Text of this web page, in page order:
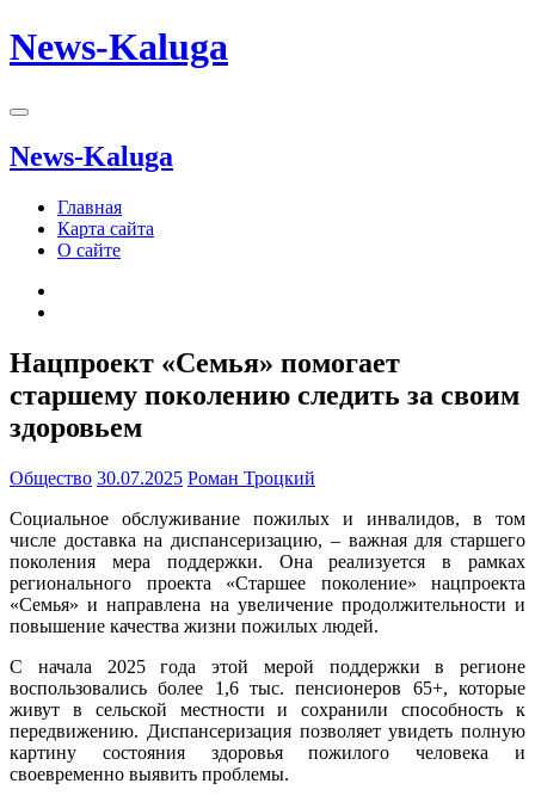
News-Kaluga
News-Kaluga
Главная
Карта сайта
О сайте
Нацпроект «Семья» помогает
старшему поколению следить за своим
здоровьем
Общество 30.07.2025 Роман Троцкий
Социальное обслуживание пожилых и инвалидов, в том
числе доставка на диспансеризацию, – важная для старшего
поколения мера поддержки. Она реализуется в рамках
регионального проекта «Старшее поколение» нацпроекта
«Семья» и направлена на увеличение продолжительности и
повышение качества жизни пожилых людей.
С начала 2025 года этой мерой поддержки в регионе
воспользовались более 1,6 тыс. пенсионеров 65+, которые
живут в сельской местности и сохранили способность к
передвижению. Диспансеризация позволяет увидеть полную
картину состояния здоровья пожилого человека и
своевременно выявить проблемы.